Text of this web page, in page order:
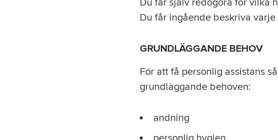
Du får själv redogöra för vilka
Du får ingående beskriva
GRUNDLÄGGANDE BEHOV
För att få personlig assistans
grundläggande behoven:
andning